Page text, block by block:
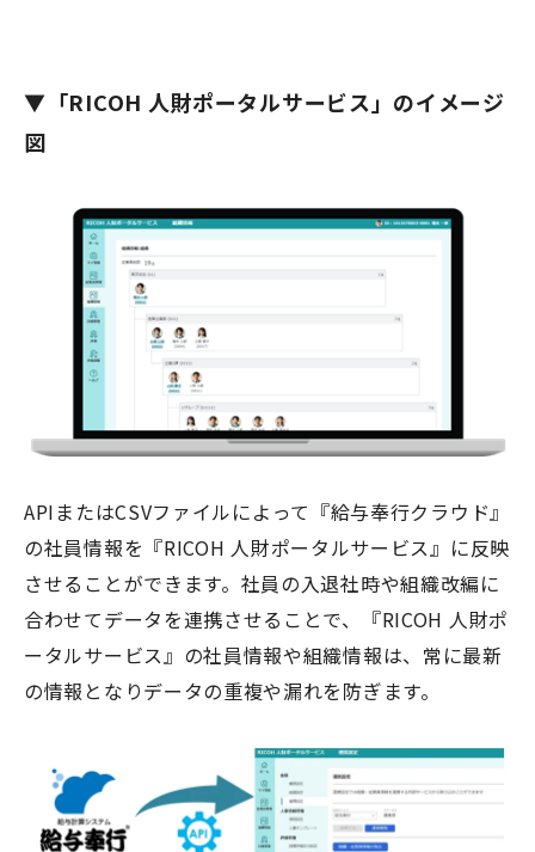
▼ 「RICOH 人財ポータルサービス」のイメージ
図
APIまたはCSVファイルによって『給与奉行クラウド』
の社員情報を『RICOH 人財ポータルサービス』に反映
させることができます。社員の入退社時や組織改編に
合わせてデータを連携させることで、『RICOH 人財ポ
ータルサービス』の社員情報や組織情報は、常に最新
の情報となりデータの重複や漏れを防ぎます。